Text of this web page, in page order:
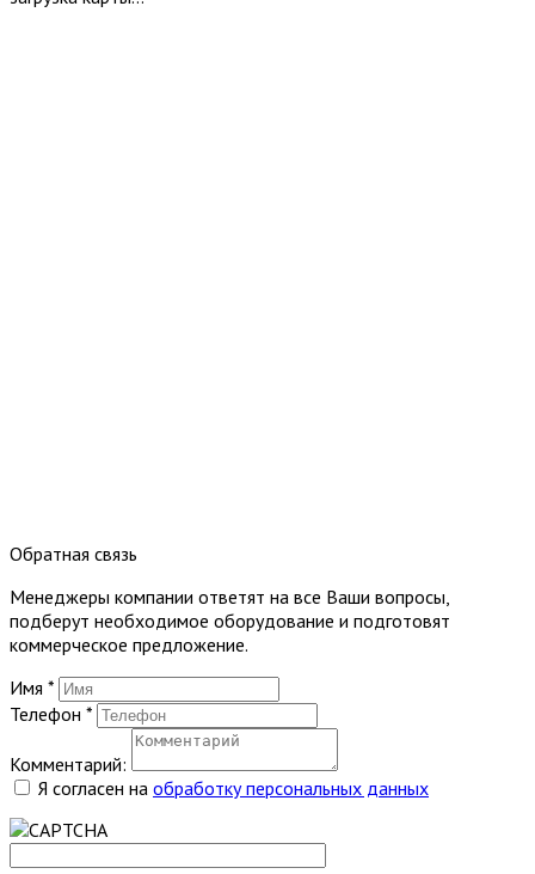
Обратная связь
Менеджеры компании ответят на все Ваши вопросы,
подберут необходимое оборудование и подготовят
коммерческое предложение.
Имя *
Телефон *
Комментарий:
Я согласен на обработку персональных данных